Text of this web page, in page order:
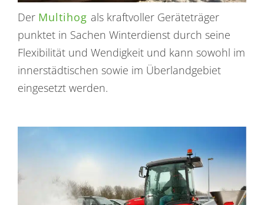
Der Multihog als kraftvoller Geräteträger
punktet in Sachen Winterdienst durch seine
Flexibilität und Wendigkeit und kann sowohl im
innerstädtischen sowie im Überlandgebiet
eingesetzt werden.